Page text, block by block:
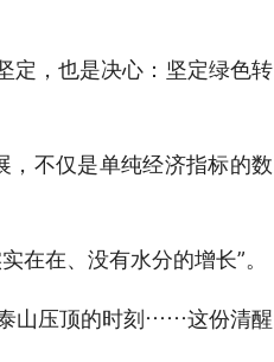
定，也是决心：坚定绿色转
，不仅是单纯经济指标的数
在在、没有水分的增长”。
泰山压顶的时刻……这份清醒